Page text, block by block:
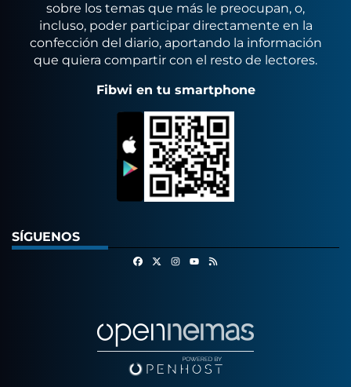
sobre los temas que más le preocupan, o,
incluso, poder participar directamente en la
confección del diario, aportando la información
que quiera compartir con el resto de lectores.
Fibwi en tu smartphone
SÍGUENOS
FacebookInstagram